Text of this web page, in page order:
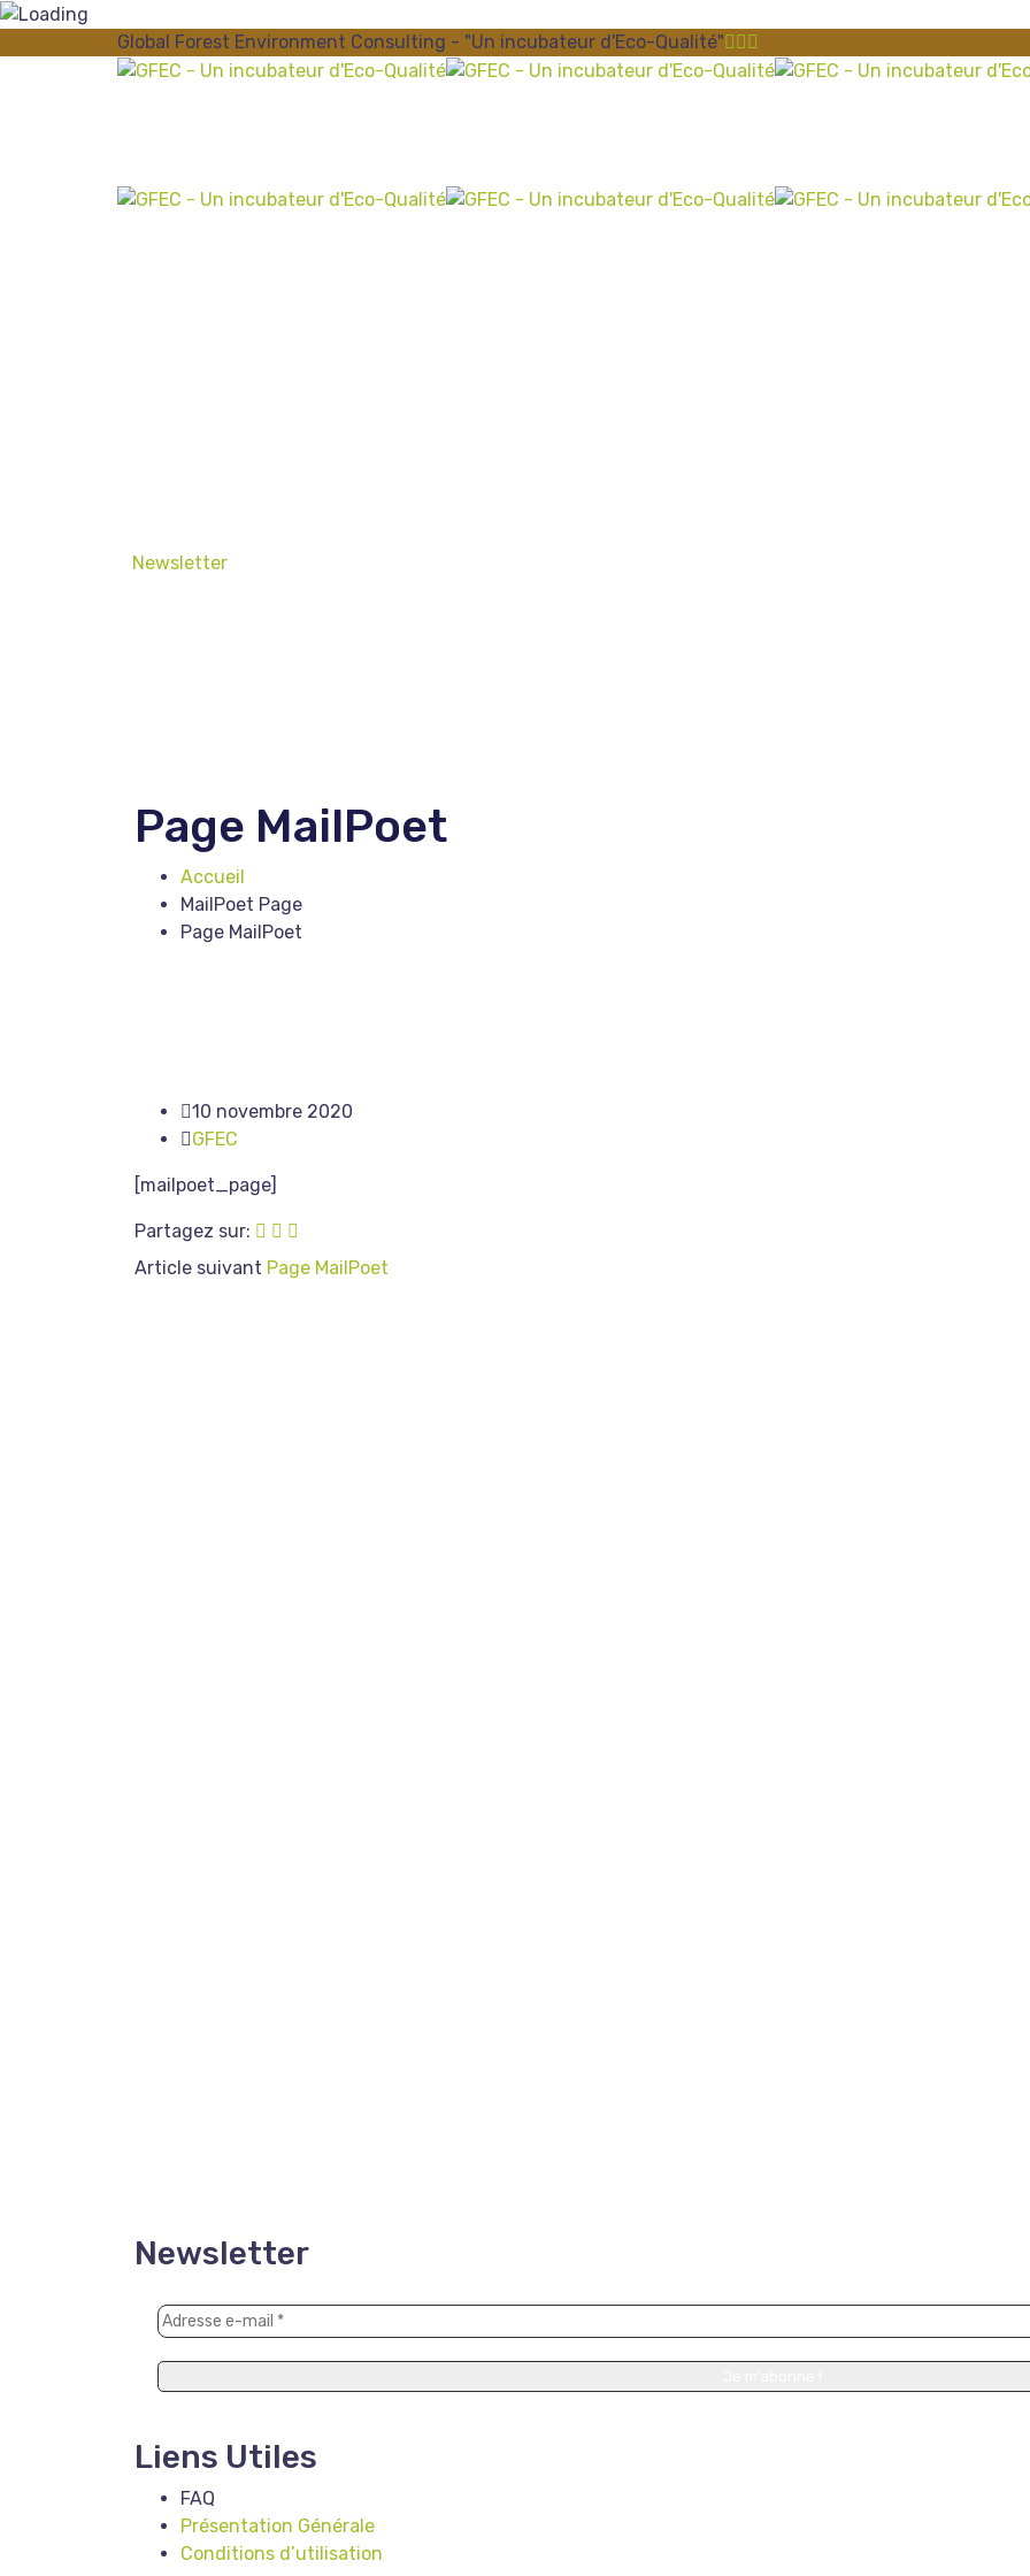
Global Forest Environment Consulting - "Un incubateur d'Eco-Qualité"
Newsletter
Page MailPoet
Accueil
MailPoet Page
Page MailPoet
10 novembre 2020
GFEC
[mailpoet_page]
Partagez sur:
Article suivant Page MailPoet
Newsletter
Liens Utiles
FAQ
Présentation Générale
Conditions d’utilisation